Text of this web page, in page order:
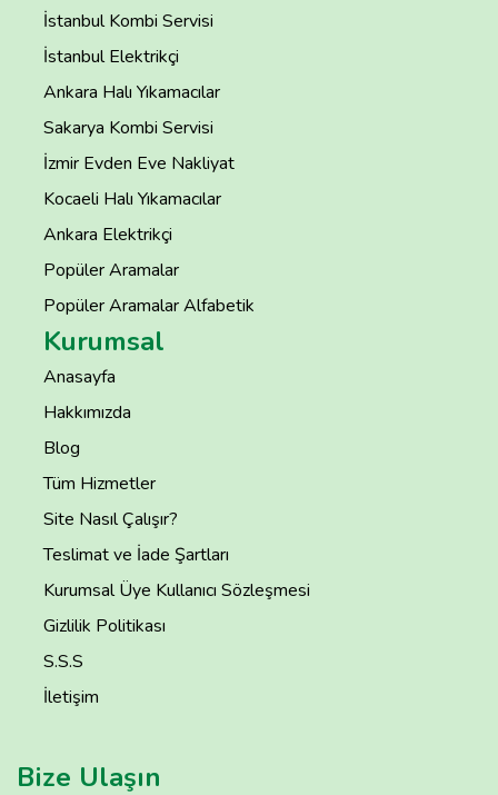
İstanbul Kombi Servisi
İstanbul Elektrikçi
Ankara Halı Yıkamacılar
Sakarya Kombi Servisi
İzmir Evden Eve Nakliyat
Kocaeli Halı Yıkamacılar
Ankara Elektrikçi
Popüler Aramalar
Popüler Aramalar Alfabetik
Kurumsal
Anasayfa
Hakkımızda
Blog
Tüm Hizmetler
Site Nasıl Çalışır?
Teslimat ve İade Şartları
Kurumsal Üye Kullanıcı Sözleşmesi
Gizlilik Politikası
S.S.S
İletişim
Bize Ulaşın